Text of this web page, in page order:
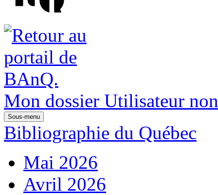
Mon dossier Utilisateur
Sous-menu
Bibliographie du Québec
Mai 2026
Avril 2026